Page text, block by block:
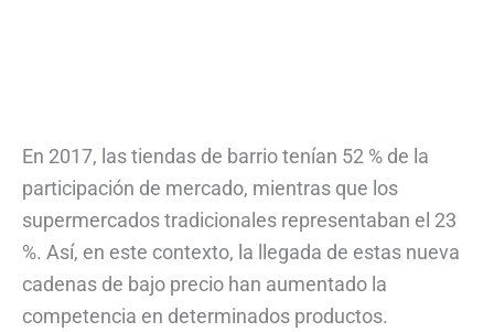
En 2017, las tiendas de barrio tenían 52 % de la
participación de mercado, mientras que los
supermercados tradicionales representaban el 23
%. Así, en este contexto, la llegada de estas nueva
cadenas de bajo precio han aumentado la
competencia en determinados productos.